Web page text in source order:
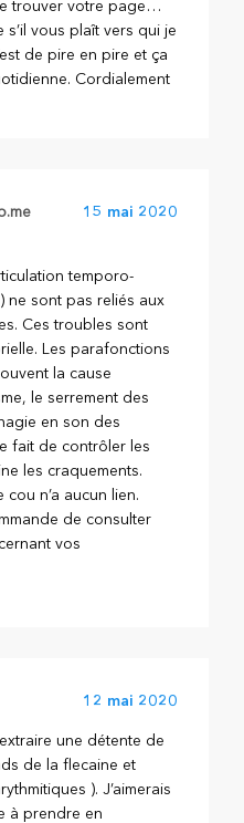
trouver votre page…
vous plaît vers qui je
de pire en pire et ça
Cordialement
15 mai 2020
temporo-
ne sont pas reliés aux
Ces troubles sont
Les parafonctions
la cause
le serrement des
en son des
fait de contrôler les
les craquements.
cou n’a aucun lien.
de consulter
vos
12 mai 2020
une détente de
de la flecaine et
). J’aimerais
à prendre en